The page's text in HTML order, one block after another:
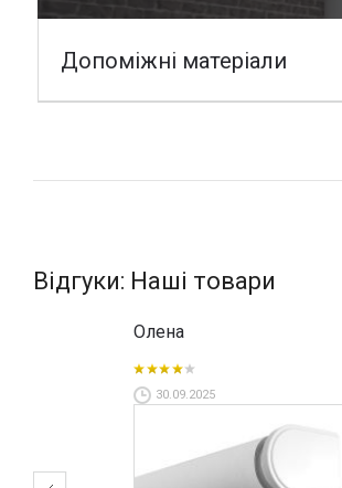
Допоміжні матеріали
Відгуки: Наші товари
Олена
30.09.2025